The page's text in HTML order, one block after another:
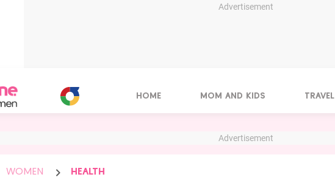
Advertisement
HOME MOM AND KIDS TRAVEL
Advertisement
WOMEN HEALTH